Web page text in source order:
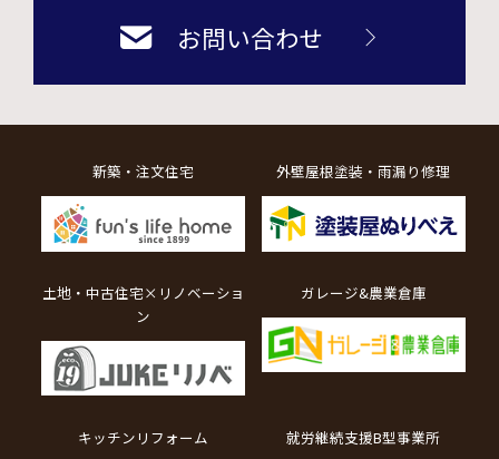
お問い合わせ
新築・注文住宅 外壁屋根塗装・雨漏り修理
土地・中古住宅×リノベーショ
ン
ガレージ&農業倉庫
キッチンリフォーム 就労継続支援B型事業所